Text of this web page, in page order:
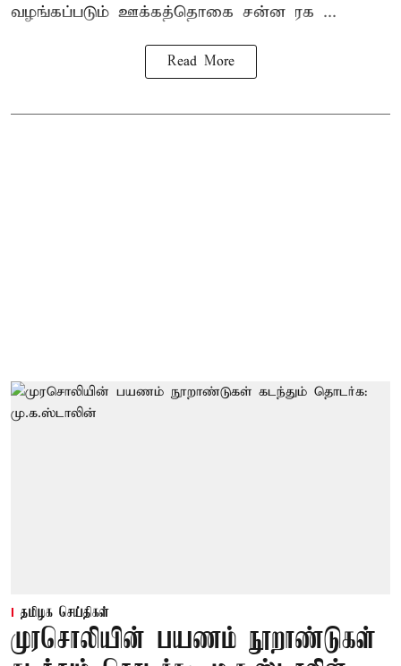
வழங்கப்படும் ஊக்கத்தொகை சன்ன ரக ...
Read More
தமிழக செய்திகள்
முரசொலியின் பயணம் நூறாண்டுகள்